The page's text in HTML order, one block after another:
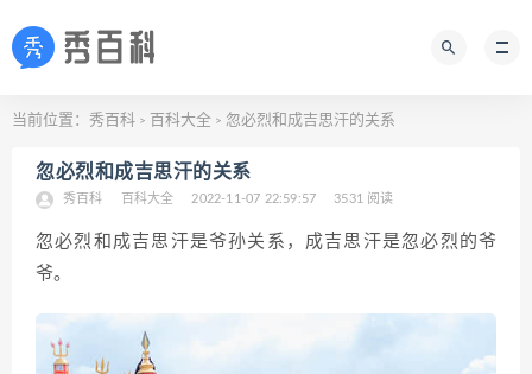
当前位置： 秀百科 > 百科大全 > 忽必烈和成吉思汗的关系
忽必烈和成吉思汗的关系
秀百科 百科大全 2022-11-07 22:59:57 3531 阅读
忽必烈和成吉思汗是爷孙关系，成吉思汗是忽必烈的爷
爷。